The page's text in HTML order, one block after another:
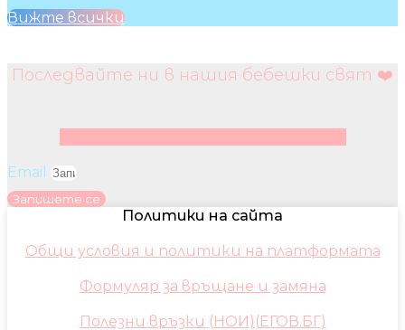
Вижте всички
Последвайте ни в нашия бебешки свят ❤️
Email
Запишете се
Политики на сайта
Общи условия и политики на платформата
Формуляр за връщане и замяна
Полезни връзки (НОИ)(ЕГОВ.БГ)